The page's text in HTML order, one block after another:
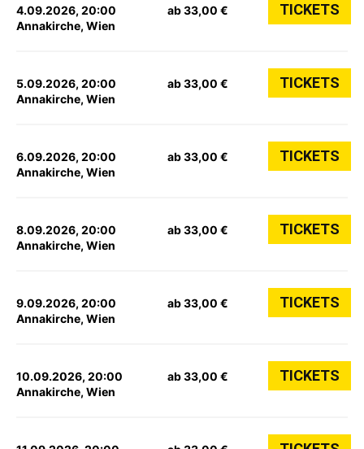
4.09.2026, 20:00
Annakirche, Wien
ab 33,00 € TICKETS
5.09.2026, 20:00
Annakirche, Wien
ab 33,00 € TICKETS
6.09.2026, 20:00
Annakirche, Wien
ab 33,00 € TICKETS
8.09.2026, 20:00
Annakirche, Wien
ab 33,00 € TICKETS
9.09.2026, 20:00
Annakirche, Wien
ab 33,00 € TICKETS
10.09.2026, 20:00
Annakirche, Wien
ab 33,00 € TICKETS